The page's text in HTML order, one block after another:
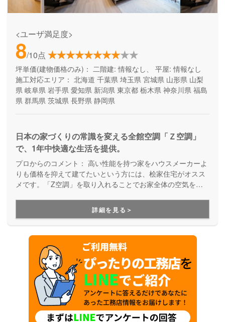
<ユーザ満足度>
8/10点
坪単価(建物価格のみ)： 二階建: 情報なし、 平屋: 情報なし
施工対応エリア： 北海道 千葉県 埼玉県 宮城県 山形県 山梨
県 岐阜県 岩手県 愛知県 新潟県 東京都 栃木県 神奈川県 福島
県 群馬県 茨城県 長野県 静岡県
日本の家づくりの常識を変える全館空調「Ｚ空調」
で、1年中快適な生活を提供。
プロからのコメント： 高い性能を持つ家をハウスメーカーよ
りも価格を抑えて建てたいという方には、桧家住宅がオスス
メです。「Z空調」を取り入れることでお家全体の空気を循
まいづくりをしています。Z空調の性能を体験できる施設も
あるので、体験した上で納得してお家づくりを進めることが
出来ます。是非一度、実際に足を運んで体験してみてくださ
い。
詳細を見る＞